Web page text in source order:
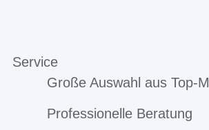
Service
Große Auswahl aus Top-
Professionelle Beratung